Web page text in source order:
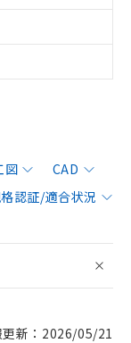
図
CAD
認証/適合状況
更新：2026/05/21